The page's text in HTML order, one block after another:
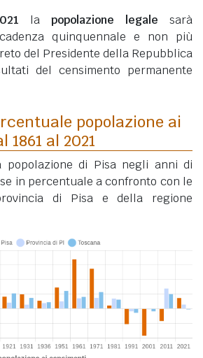
la popolazione legale sarà
quinquennale e non più
del Presidente della Repubblica
del censimento permanente
popolazione ai
al 2021
popolazione di Pisa negli anni di
in percentuale a confronto con le
di Pisa e della regione